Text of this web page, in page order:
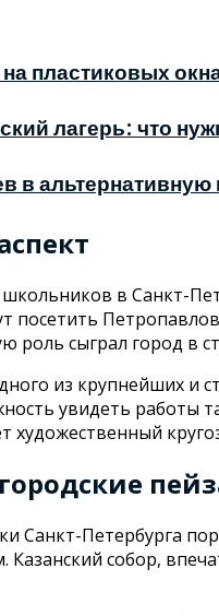
пластиковых
лагерь: что
в
в Санкт-
посетить
роль сыграл город в
из крупнейших и
увидеть работы
художественный
Санкт-Петербурга
Казанский собор,